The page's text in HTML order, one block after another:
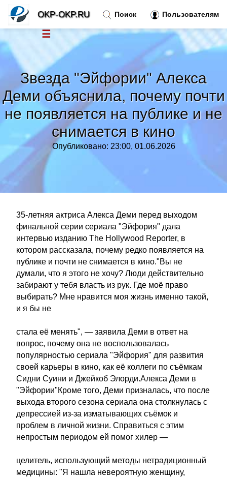
Звезда "Эйфории" Алекса
Деми объяснила, почему почти
не появляется на публике и не
снимается в кино
Опубликовано: 23:00, 01.06.2026
35-летняя актриса Алекса Деми перед выходом
финальной серии сериала "Эйфория" дала
интервью изданию The Hollywood Reporter, в
котором рассказала, почему редко появляется на
публике и почти не снимается в кино."Вы не
думали, что я этого не хочу? Люди действительно
забирают у тебя власть из рук. Где моё право
выбирать? Мне нравится моя жизнь именно такой,
и я бы не
стала её менять", — заявила Деми в ответ на
вопрос, почему она не воспользовалась
популярностью сериала "Эйфория" для развития
своей карьеры в кино, как её коллеги по съёмкам
Сидни Суини и Джейкоб Элорди.Алекса Деми в
"Эйфории"Кроме того, Деми призналась, что после
выхода второго сезона сериала она столкнулась с
депрессией из-за изматывающих съёмок и
проблем в личной жизни. Справиться с этим
непростым периодом ей помог хилер —
целитель, использующий методы нетрадиционный
медицины: "Я нашла невероятную женщину,
Поиск Пользователям
OKP-OKP.RU
☰
Тренды новостей»
Рубрики»
Правила »